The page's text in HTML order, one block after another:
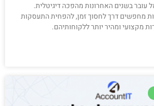
עובר בשנים האחרונות מהפכה דיגיטלית.
מחפשים דרך לחסוך זמן, להפחית התעסקות
מקצועי ומהיר יותר ללקוחותיהם.